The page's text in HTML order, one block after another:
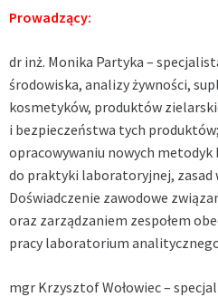
Prowadzący:
dr inż. Monika Partyka –
środowiska, analizy żywności,
kosmetyków, produktów
i bezpieczeństwa tych
opracowywaniu nowych metodyk
do praktyki laboratoryjnej, zasad
Doświadczenie zawodowe
oraz zarządzaniem zespołem
pracy laboratorium
mgr Krzysztof Wołowiec –